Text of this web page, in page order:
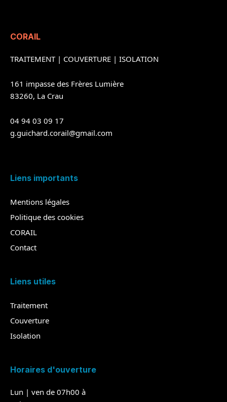
CORAIL
TRAITEMENT| COUVERTURE | ISOLATION
161 impasse des Frères Lumière
83260, La Crau
04 94 03 09 17
g.guichard.corail@gmail.com
Liens importants
Mentions légales
Politique des cookies
CORAIL
Contact
Liens utiles
Traitement
Couverture
Isolation
Horaires d'ouverture
Lun | ven de 07h00 à